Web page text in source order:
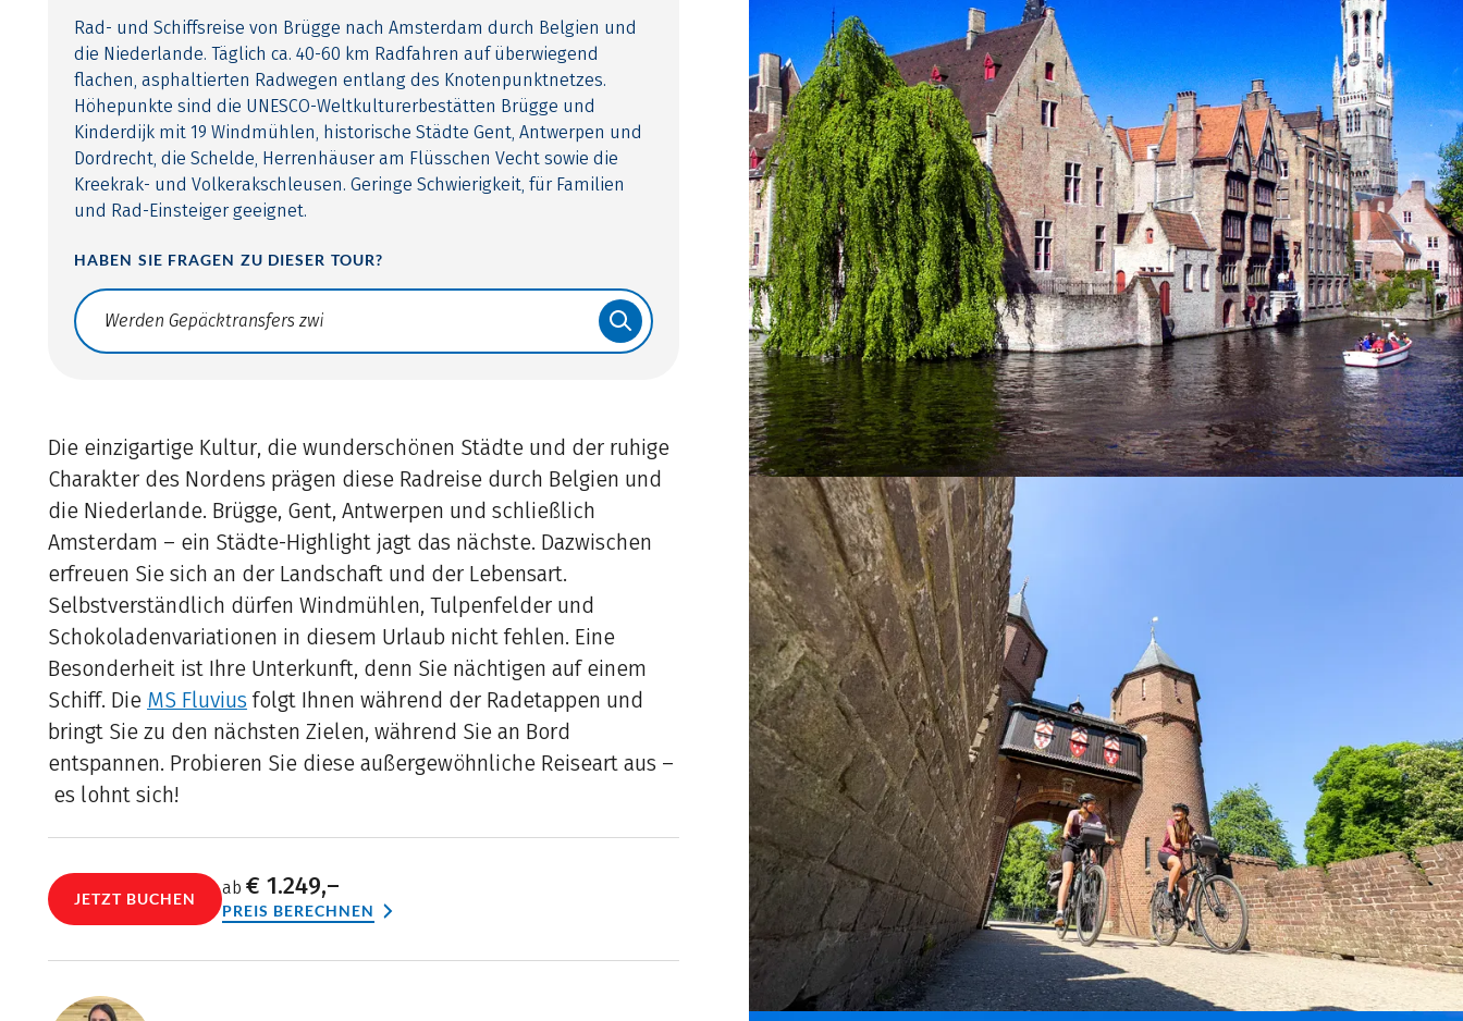
Rad- und Schiffsreise von Brügge nach Amsterdam durch Belgien und
die Niederlande. Täglich ca. 40-60 km Radfahren auf überwiegend
flachen, asphaltierten Radwegen entlang des Knotenpunktnetzes.
Höhepunkte sind die UNESCO-Weltkulturerbestätten Brügge und
Kinderdijk mit 19 Windmühlen, historische Städte Gent, Antwerpen und
Dordrecht, die Schelde, Herrenhäuser am Flüsschen Vecht sowie die
Kreekrak- und Volkerakschleusen. Geringe Schwierigkeit, für Familien
und Rad-Einsteiger geeignet.
HABEN SIE FRAGEN ZU DIESER TOUR?
Translate: a11y.faq.search
Die einzigartige Kultur, die wunderschönen Städte und der ruhige
Charakter des Nordens prägen diese Radreise durch Belgien und
die Niederlande. Brügge, Gent, Antwerpen und schließlich
Amsterdam – ein Städte-Highlight jagt das nächste. Dazwischen
erfreuen Sie sich an der Landschaft und der Lebensart.
Selbstverständlich dürfen Windmühlen, Tulpenfelder und
Schokoladenvariationen in diesem Urlaub nicht fehlen. Eine
Besonderheit ist Ihre Unterkunft, denn Sie nächtigen auf einem
Schiff. Die MS Fluvius folgt Ihnen während der Radetappen und
bringt Sie zu den nächsten Zielen, während Sie an Bord
entspannen. Probieren Sie diese außergewöhnliche Reiseart aus –
es lohnt sich!
JETZT BUCHEN
ab € 1.249,–
PREIS BERECHNEN